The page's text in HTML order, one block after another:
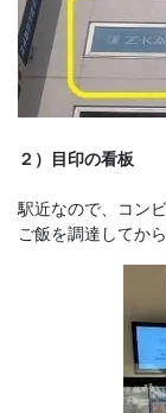
２）目印の看板
駅近なので、コン
ご飯を調達してか